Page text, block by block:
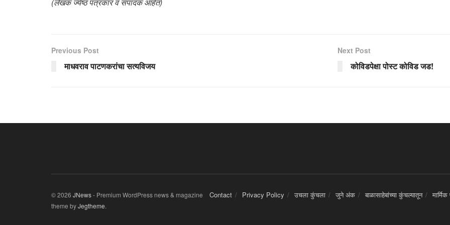
Previous Post
माधवराव पाटणकरांचा सत्यविजय
Next Post
कोविडपेक्षा पोस्ट कोविड जड!
Contact Privacy Policy उचला कुंचला जुने अंक बाळासाहेबांच्या कुंचल्यातून मार्मिक
© 2026 JNews- Premium WordPress news & magazine
theme byJegtheme.